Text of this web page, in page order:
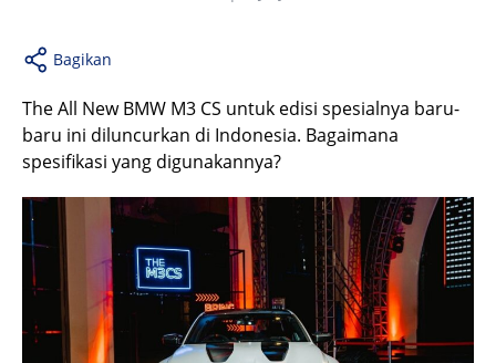
Bagikan
The All New BMW M3 CS untuk edisi spesialnya baru-
baru ini diluncurkan di Indonesia. Bagaimana
spesifikasi yang digunakannya?